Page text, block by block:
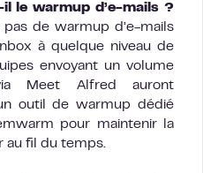
le warmup d’e-mails ?
pas de warmup d’e-mails
à quelque niveau de
envoyant un volume
Meet Alfred auront
outil de warmup dédié
pour maintenir la
au fil du temps.